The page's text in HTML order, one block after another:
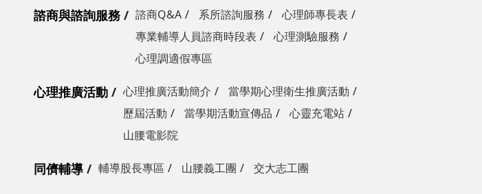
諮商與諮詢服務 諮商Q&A 系所諮詢服務
心理師專長表
專業輔導人員諮商時段表
心理測驗服務
心理調適假專區
心理推廣活動 心理推廣活動簡介
當學期心理衛生推廣活動
歷屆活動
當學期活動宣傳品
心靈充電站
山腰電影院
同儕輔導 輔導股長專區 山腰義工團 交大志工團